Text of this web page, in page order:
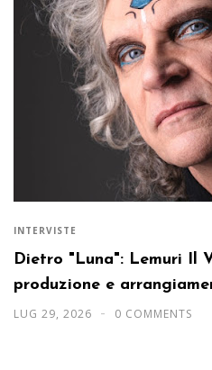
INTERVISTE
Dietro "Luna": Lemuri Il
produzione e
LUG 29, 2026 0 COMMENTS